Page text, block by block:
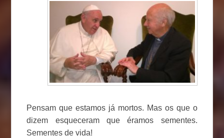
Pensam que estamos já mortos. Mas os que o
dizem esqueceram que éramos sementes.
Sementes de vida!